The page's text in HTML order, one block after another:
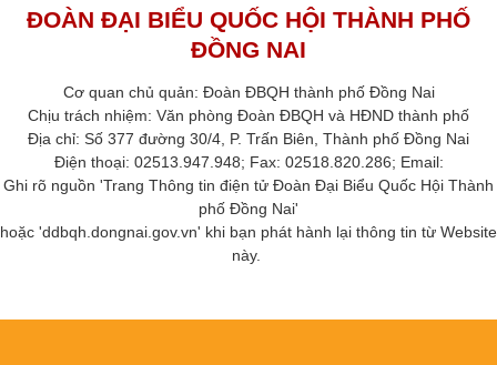
ĐỒNG NAI
Chịu trách nhiệm: Văn phòng Đoàn ĐBQH và HĐND thành phố​
Địa chỉ: Số 377 đường 30/4, P. Trấn Biên, Thành phố Đồng Nai
Điện thoại: 02513.947.948; Fax: 02518.820.286​; Email:
Ghi rõ nguồn 'Trang Thông tin điện tử Đoàn Đại Biểu Quốc Hội Thành
phố ​Đồng Nai'
hoặc 'ddbqh.dongnai.gov.vn' khi bạn phát hành lại thông tin từ Website
này. ​​